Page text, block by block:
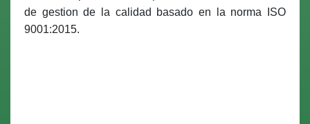
de gestion de la calidad basado en la norma ISO
9001:2015.